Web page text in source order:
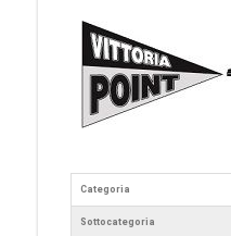
Categoria
Sottocategoria